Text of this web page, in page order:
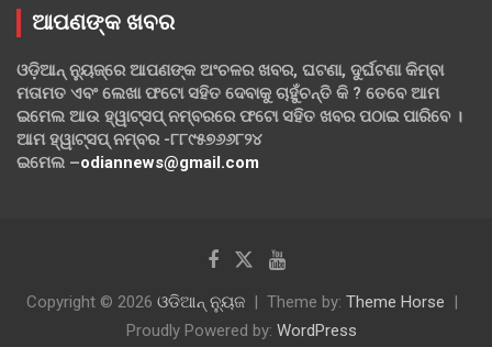
ଆପଣଙ୍କ ଖବର
ଓଡ଼ିଆନ୍ ନ୍ୟୁଜ୍‌ରେ ଆପଣଙ୍କ ଅଂଚଳର ଖବର, ଘଟଣା, ଦୁର୍ଘଟଣା କିମ୍ବା
ମତାମତ ଏବଂ ଲେଖା ଫଟୋ ସହିତ ଦେବାକୁ ଚାହୁଁଚନ୍ତି କି ? ତେବେ ଆମ
ଇମେଲ ଆଉ ହ୍ୱାଟ୍‌ସପ୍ ନମ୍ବରରେ ଫଟୋ ସହିତ ଖବର ପଠାଇ ପାରିବେ ।
ଆମ ହ୍ୱାଟ୍‌ସପ୍ ନମ୍ବର -୮୮୯୫୭୬୬୮୨୪
ଇମେଲ –odiannews@gmail.com
Copyright © 2026 ଓଡିଆନ୍ ନ୍ୟୁଜ Theme by: Theme Horse
Proudly Powered by: WordPress